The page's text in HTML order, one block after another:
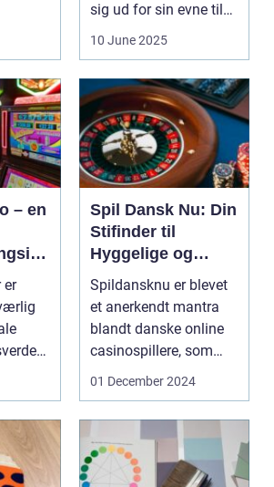
sig ud for sin evne til
at bri...
10 June 2025
– en
er
Spil Dansk Nu: Din
Stifinder til
Hyggelige og
Underholdende
Online Casinoer
Spildansknu er blevet
et anerkendt mantra
blandt danske online
casinospillere, som
søger unde...
01 December 2024